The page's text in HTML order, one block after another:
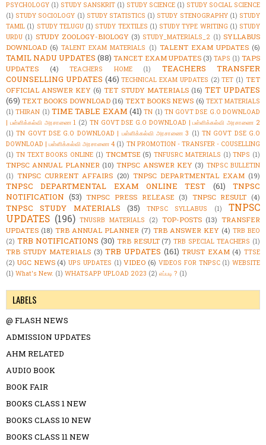
PSYCHOLOGY (1) STUDY SANSKRIT (1) STUDY SCIENCE (1) STUDY SOCIAL SCIENCE
(1) STUDY SOCIOLOGY (1) STUDY STATISTICS (1) STUDY STENOGRAPHY (1) STUDY
TAMIL (1) STUDY TELUGU (1) STUDY TEXTILES (1) STUDY TYPE WRITING (1) STUDY
URDU (1) STUDY ZOOLOGY-BIOLOGY (3) STUDY_MATERIALS_2 (1) SYLLABUS
DOWNLOAD (6) TALENT EXAM MATERIALS (1) TALENT EXAM UPDATES (6)
TAMIL NADU UPDATES (88) TANCET EXAM UPDATES (3) TAPS (1) TAPS
UPDATES
(4) TEACHERS HOME (1)
TEACHERS TRANSFER
COUNSELLING UPDATES (46) TECHNICAL EXAM UPDATES (2) TET (1) TET
OFFICIAL ANSWER KEY (6) TET STUDY MATERIALS (16) TET UPDATES
(69) TEXT BOOKS DOWNLOAD (16) TEXT BOOKS NEWS (6) TEXT MATERIALS
(1) THIRAN (1) TIME TABLE EXAM (41) TN (1) TN GOVT DSE G.O DOWNLOAD
| பள்ளிக்கல்வி அரசாணை 1 (2) TN GOVT DSE G.O DOWNLOAD | பள்ளிக்கல்வி அரசாணை 2
(1) TN GOVT DSE G.O DOWNLOAD | பள்ளிக்கல்வி அரசாணை 3 (1) TN GOVT DSE G.O
DOWNLOAD | பள்ளிக்கல்வி அரசாணை 4 (1) TN PROMOTION - TRANSFER - COUSELLING
(1) TN TEXT BOOKS ONLINE (1) TNCMTSE (5) TNFUSRC MATERIALS (1) TNPS (1)
TNPSC ANNUAL PLANNER (10) TNPSC ANSWER KEY (3) TNPSC BULLETIN
(1) TNPSC CURRENT AFFAIRS (20) TNPSC DEPARTMENTAL EXAM (19)
TNPSC DEPARTMENTAL EXAM ONLINE TEST (61)
TNPSC
NOTIFICATION (53) TNPSC PRESS RELEASE (3) TNPSC RESULT (4)
TNPSC STUDY MATERIALS (35) TNPSC SYLLABUS (1)
TNPSC
UPDATES (196) TNUSRB MATERIALS (2) TOP-POSTS (13) TRANSFER
UPDATES (18) TRB ANNUAL PLANNER (7) TRB ANSWER KEY (4) TRB BEO
(2) TRB NOTIFICATIONS (30) TRB RESULT (7) TRB SPECIAL TEACHERS (1)
TRB STUDY MATERIALS (3) TRB UPDATES (161) TRUST EXAM (4) TTSE
(2) UGC NEWS (4) UPS UPDATES (1) VIDEO (6) VIDEOS FOR TNPSC (1) WEBSITE
(1) What's New. (1) WHATSAPP UPLOAD 2023 (2) எப்படி ? (1)
LABELS
@ FLASH NEWS
ADMISSION UPDATES
AHM RELATED
AUDIO BOOK
BOOK FAIR
BOOKS CLASS 1 NEW
BOOKS CLASS 10 NEW
BOOKS CLASS 11 NEW